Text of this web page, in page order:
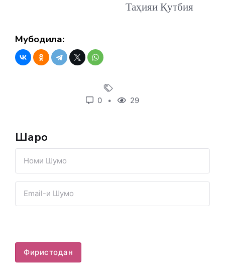
Таҳияи Қутбия
Мубодила:
0 29
Шарҳҳо
Фиристодан